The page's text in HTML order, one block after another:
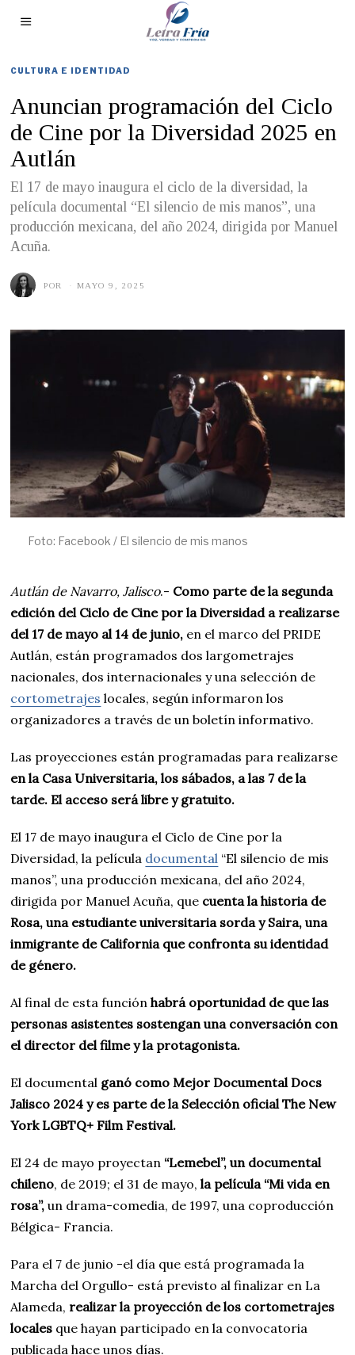
CULTURA E IDENTIDAD
Anuncian programación del Ciclo
de Cine por la Diversidad 2025 en
Autlán
El 17 de mayo inaugura el ciclo de la diversidad, la
película documental “El silencio de mis manos”, una
producción mexicana, del año 2024, dirigida por Manuel
Acuña.
POR MAYO 9, 2025
8
Foto: Facebook / El silencio de mis manos
Autlán de Navarro, Jalisco.- Como parte de la segunda
edición del Ciclo de Cine por la Diversidad a realizarse
del 17 de mayo al 14 de junio, en el marco del PRIDE
Autlán, están programados dos largometrajes
nacionales, dos internacionales y una selección de
cortometrajes locales, según informaron los
organizadores a través de un boletín informativo.
Las proyecciones están programadas para realizarse
en la Casa Universitaria, los sábados, a las 7 de la
tarde. El acceso será libre y gratuito.
El 17 de mayo inaugura el Ciclo de Cine por la
Diversidad, la película documental “El silencio de mis
manos”, una producción mexicana, del año 2024,
dirigida por Manuel Acuña, que cuenta la historia de
Rosa, una estudiante universitaria sorda y Saira, una
inmigrante de California que confronta su identidad
de género.
Al final de esta funciónhabrá oportunidad de que las
personas asistentes sostengan una conversación con
el director del filme y la protagonista.
El documental ganó como Mejor Documental Docs
Jalisco 2024 y es parte de la Selección oficial The New
York LGBTQ+ Film Festival.
El 24 de mayo proyectan “Lemebel”, un documental
chileno, de 2019; el 31 de mayo,la película “Mi vida en
rosa”, un drama-comedia, de 1997, una coproducción
Bélgica- Francia.
Para el 7 de junio -el día que está programada la
Marcha del Orgullo- está previsto al finalizar en La
Alameda, realizar la proyección de los cortometrajes
locales que hayan participado en la convocatoria
publicada hace unos días.